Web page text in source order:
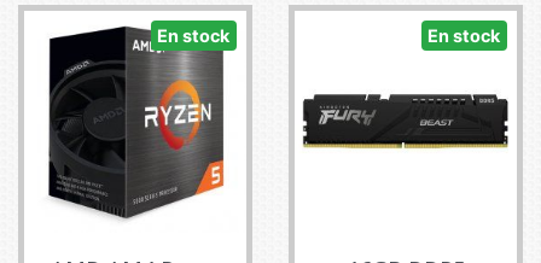
En stock En stock